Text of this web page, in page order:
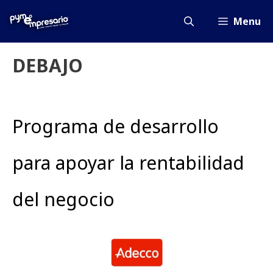
Menu
DEBAJO
Programa de desarrollo
para apoyar la rentabilidad
del negocio